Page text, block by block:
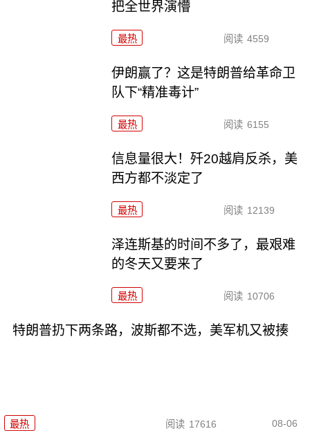
把全世界演懵
最热 阅读 4559
伊朗赢了？这是特朗普给革命卫
队下“精准毒计”
最热 阅读 6155
信息量很大！歼20越肩反杀，美
西方都不淡定了
最热 阅读 12139
泽连斯基的时间不多了，最艰难
的冬天又要来了
最热 阅读 10706
特朗普扔下两条路，波斯都不选，美军机又被揍
最热 阅读 17616 08-06